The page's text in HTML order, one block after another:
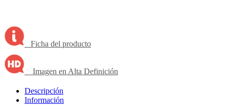
Ficha del producto
Imagen en Alta Definición
Descripción
Información